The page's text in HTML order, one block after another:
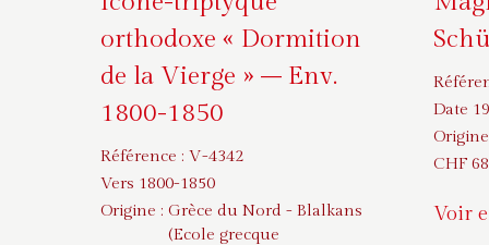
orthodoxe « Dormition
de la Vierge » – Env.
1800-1850
Référence : V-4342
Vers 1800-1850
Origine : Grèce du Nord - Blalkans
(Ecole grecque
Date
CHF
Voir